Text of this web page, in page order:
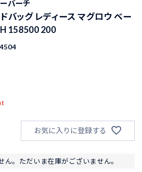
バーチ
バッグ レディース マグロウ ベー
158500 200
お気に入りに登録する
ん。ただいま在庫がございません。